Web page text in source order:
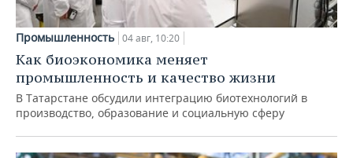
Промышленность 04 авг, 10:20
Как биоэкономика меняет
промышленность и качество жизни
В Татарстане обсудили интеграцию биотехнологий в
производство, образование и социальную сферу